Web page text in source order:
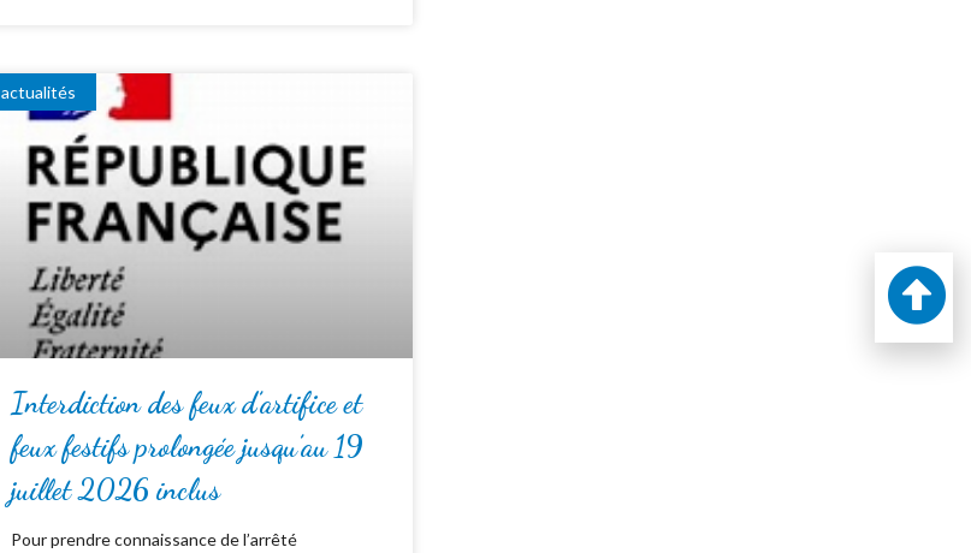
actualités
Interdiction des feux d’artifice et
feux festifs prolongée jusqu’au 19
juillet 2026 inclus
Pour prendre connaissance de l’arrêté